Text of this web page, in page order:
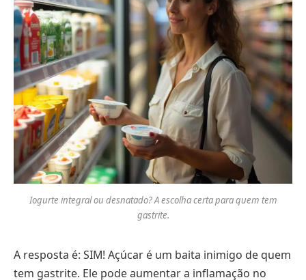
Iogurte integral ou desnatado? A escolha certa para quem tem
gastrite.
A resposta é: SIM! Açúcar é um baita inimigo de quem
tem gastrite. Ele pode aumentar a inflamação no